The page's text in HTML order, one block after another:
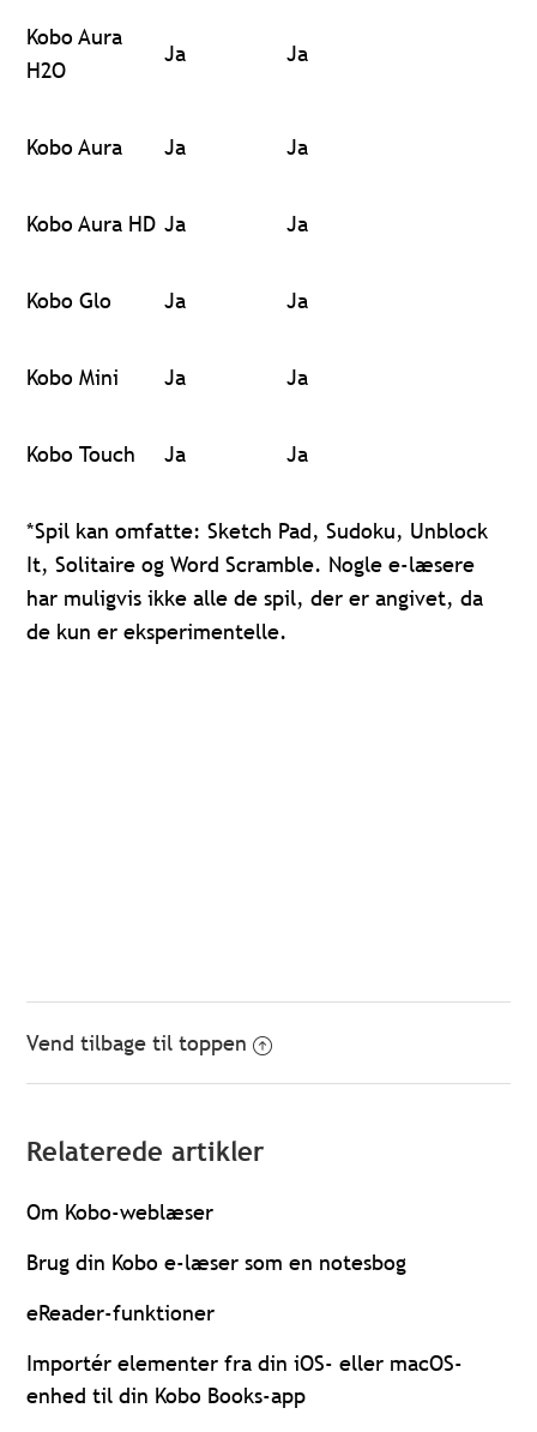
Kobo Aura
H2O
Ja Ja
Kobo Aura Ja Ja
Kobo Aura HD Ja Ja
Kobo Glo Ja Ja
Kobo Mini Ja Ja
Kobo Touch Ja Ja
*Spil kan omfatte: Sketch Pad, Sudoku, Unblock
It, Solitaire og Word Scramble. Nogle e-læsere
har muligvis ikke alle de spil, der er angivet, da
de kun er eksperimentelle.
Vend tilbage til toppen
Relaterede artikler
Om Kobo-weblæser
Brug din Kobo e-læser som en notesbog
eReader-funktioner
Importér elementer fra din iOS- eller macOS-
enhed til din Kobo Books-app